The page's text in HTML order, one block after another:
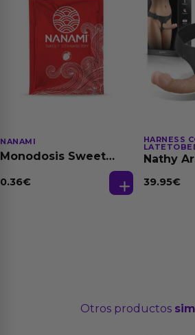
NANAMI
Monodosis Sweet
Base Agua 4 ml
0.36€
HARNESS
Nathy
39.95€
Otros productos